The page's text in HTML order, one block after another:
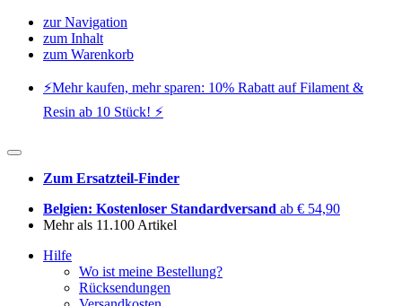
zur Navigation
zum Inhalt
zum Warenkorb
⚡️Mehr kaufen, mehr sparen: 10% Rabatt auf Filament &
Resin ab 10 Stück! ⚡️
Zum Ersatzteil-Finder
Belgien: Kostenloser Standardversand ab € 54,90
Mehr als 11.100 Artikel
Hilfe
Wo ist meine Bestellung?
Rücksendungen